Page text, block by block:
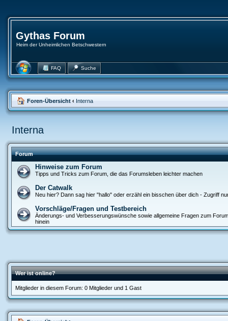
Gythas Forum
Heim der Unheimlichen Betschwestern
FAQ Suche
Foren-Übersicht ‹ Interna
Interna
Forum
Hinweise zum Forum
Tipps und Tricks zum Forum, die das Forumsleben leichter machen
Der Catwalk
Neu hier? Dann sag hier "hallo" oder erzähl ein bisschen über dich - Zugriff
Vorschläge/Fragen und Testbereich
Änderungs- und Verbesserungswünsche sowie allgemeine Fragen zum
hinein
Wer ist online?
Mitglieder in diesem Forum: 0 Mitglieder und 1 Gast